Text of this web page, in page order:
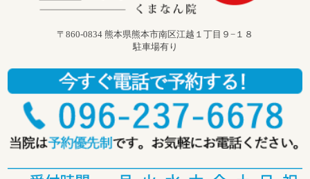
〒860-0834 熊本県熊本市南区江越１丁目９−１８
駐車場有り